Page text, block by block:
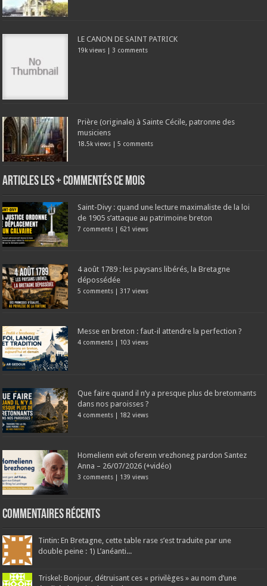
LE CANON DE SAINT PATRICK
19k views | 3 comments
Prière (originale) à Sainte Cécile, patronne des
musiciens
18.5k views |5 comments
Articles les + commentés ce mois
Saint-Divy : quand une lecture maximaliste de la loi
de 1905 s’attaque au patrimoine breton
7 comments | 621 views
4 août 1789 : les paysans libérés, la Bretagne
dépossédée
5 comments | 317 views
Messe en breton : faut-il attendre la perfection ?
4 comments | 103 views
Que faire quand il n’y a presque plus de bretonnants
dans nos paroisses ?
4 comments | 182 views
Homelienn evit oferenn vrezhoneg pardon Santez
Anna – 26/07/2026 (+vidéo)
3 comments | 139 views
Commentaires récents
Tintin: En Bretagne, cette table rase s’est traduite par une
double peine : 1) L’anéanti...
Triskel: Bonjour, détruisant ces « privilèges » au nom d’une